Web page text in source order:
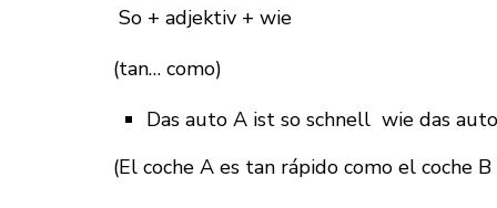
So + adjektiv + wie
(tan… como)
Das auto A ist so schnell wie das
(El coche A es tan rápido como el coche B